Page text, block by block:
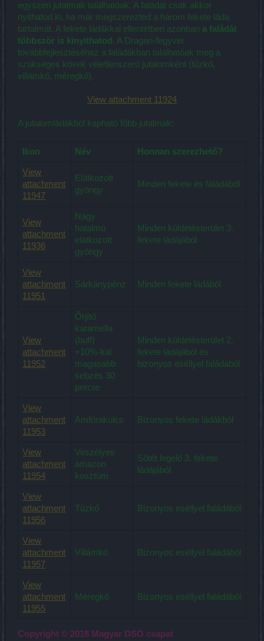
egyszeri jutalmak találhatóak. A faládát csak akkor
nyithatod ki, ha már megszerezted a három fekete láda
tartalmát. A fekete ládákkal ellentétben azonban a faládát
többször is kinyithatod . A Dragan-fegyver
továbbfejlesztéséhez a faládákban találhatóak meg a
szükséges kövek véletlenszerű jutalomként (tűzkő,
villámkő, méregkő).
View attachment 11924
A jutalomládákból kapható főbb jutalmak:
Ikon Név Honnan szerezhető?
View
attachment
11947
Elátkozott
gyöngy
Minden fekete és faládából
View
attachment
11936
Nagy
hatalmú
elátkozott
gyöngy
Minden küldetésterület 3.
fekete ládájából
View
attachment
11951
Sárkánypénz Minden fekete ládából
View
attachment
11952
Őrjítő
karamella
(buff)
+10%-kal
magasabb
sebzés 30
percre
Minden küldetésterület 2.
fekete ládájából és
bizonyos eséllyel faládából
View
attachment
11953
Amfórakulcs Bizonyos fekete ládákból
View
attachment
11954
Veszélyes
amazon
kosztüm
Sötét legelő 3. fekete
ládájából
View
attachment
11956
Tűzkő Bizonyos eséllyel faládából
View
attachment
11957
Villámkő Bizonyos eséllyel faládából
View
attachment
11955
Méregkő Bizonyos eséllyel faládából
Copyright © 2018 Magyar DSO csapat